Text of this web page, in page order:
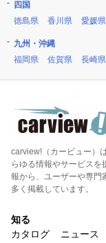
四国
徳島県
香川県 愛媛県
九州・沖縄
福岡県
佐賀県 長崎県
carview!（カービュー）
らゆる情報やサービス
報から、ユーザーや専門
多く掲載しています。
知る
カタログ
ニュース